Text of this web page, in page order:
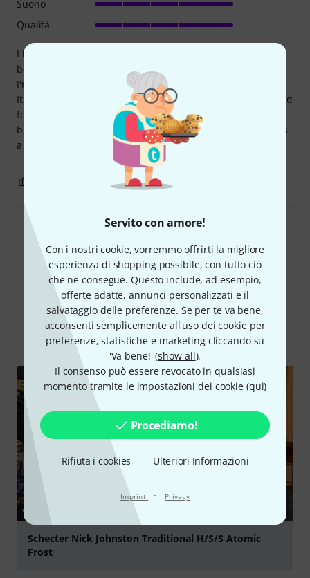
Servito con amore!
Con i nostri cookie, vorremmo offrirti la migliore
esperienza di shopping possibile, con tutto ciò
che ne consegue. Questo include, ad esempio,
offerte adatte, annunci personalizzati e il
salvataggio delle preferenze. Se per te va bene,
acconsenti semplicemente all'uso dei cookie per
preferenze, statistiche e marketing cliccando su
'Va bene!' (show all).
Il consenso può essere revocato in qualsiasi
momento tramite le impostazioni dei cookie (qui)
Procediamo!
Rifiuta i cookies Ulteriori Informazioni
Imprint · Privacy
I bought this guitar over a year ago. At the time, I was in
between Charvel Pro Mod DK 24 models and this one, and
I'm happy with my choice.
It enables me to play very mellow jazz lines, as well as shred
focused metal guitar. Great build quality. Would happily
buy again if something happens to this one. Atomic Frost is
a gorgeous color too. :)
Suono
Qualità
SEGNALA UN ABUSO
Lo sapevi?
Tutti videos Guide online
VIDEO
Schecter Nick Johnston Traditional H/S/S Atomic
Frost